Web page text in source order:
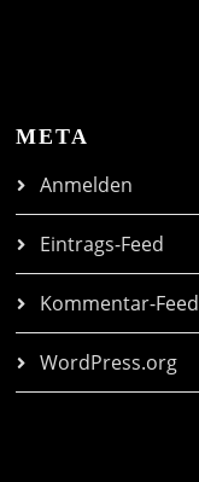
META
Anmelden
Eintrags-Feed
Kommentar-Feed
WordPress.org